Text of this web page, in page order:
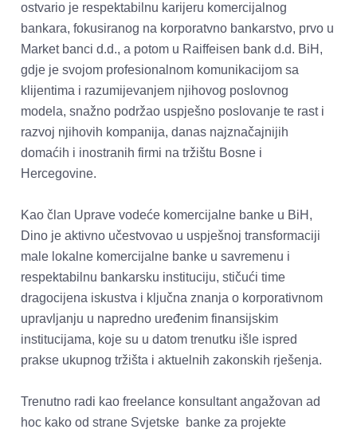
ostvario je respektabilnu karijeru komercijalnog
bankara, fokusiranog na korporatvno bankarstvo, prvo u
Market banci d.d., a potom u Raiffeisen bank d.d. BiH,
gdje je svojom profesionalnom komunikacijom sa
klijentima i razumijevanjem njihovog poslovnog
modela, snažno podržao uspješno poslovanje te rast i
razvoj njihovih kompanija, danas najznačajnijih
domaćih i inostranih firmi na tržištu Bosne i
Hercegovine.
Kao član Uprave vodeće komercijalne banke u BiH,
Dino je aktivno učestvovao u uspješnoj transformaciji
male lokalne komercijalne banke u savremenu i
respektabilnu bankarsku instituciju, stičući time
dragocijena iskustva i ključna znanja o korporativnom
upravljanju u napredno uređenim finansijskim
institucijama, koje su u datom trenutku išle ispred
prakse ukupnog tržišta i aktuelnih zakonskih rješenja.
Trenutno radi kao freelance konsultant angažovan ad
hoc kako od strane Svjetske  banke za projekte